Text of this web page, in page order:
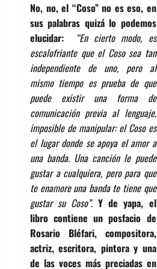
No, no, el “Coso” no es eso, en
sus palabras quizá lo podemos
elucidar:
“En cierto modo, es
escalofriante que el Coso sea tan
independiente de uno, pero al
mismo tiempo es prueba de que
puede existir una forma de
comunicación previa al lenguaje,
imposible de manipular: el Coso es
el lugar donde se apoya el amor a
una banda. Una canción le puede
gustar a cualquiera, pero para que
te enamore una banda te tiene que
gustar su Coso”.Y de yapa, el
libro contiene un posfacio de
Rosario Bléfari, compositora,
actriz, escritora, pintora y una
de las voces más preciadas en